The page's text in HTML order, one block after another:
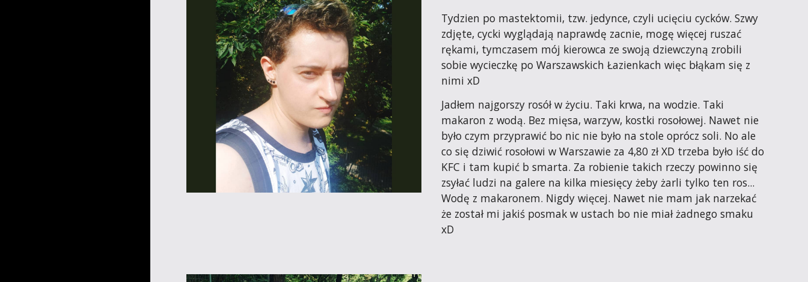
Tydzien po mastektomii, tzw. jedynce, czyli ucięciu cycków. Szwy
zdjęte, cycki wyglądają naprawdę zacnie, mogę więcej ruszać
rękami, tymczasem mój kierowca ze swoją dziewczyną zrobili
sobie wycieczkę po Warszawskich Łazienkach więc błąkam się z
nimi xD
Jadłem najgorszy rosół w życiu. Taki krwa, na wodzie. Taki
makaron z wodą. Bez mięsa, warzyw, kostki rosołowej. Nawet nie
było czym przyprawić bo nic nie było na stole oprócz soli. No ale
co się dziwić rosołowi w Warszawie za 4,80 zł XD trzeba było iść do
KFC i tam kupić b smarta. Za robienie takich rzeczy powinno się
zsyłać ludzi na galere na kilka miesięcy żeby żarli tylko ten ros...
Wodę z makaronem. Nigdy więcej. Nawet nie mam jak narzekać
że został mi jakiś posmak w ustach bo nie miał żadnego smaku
xD